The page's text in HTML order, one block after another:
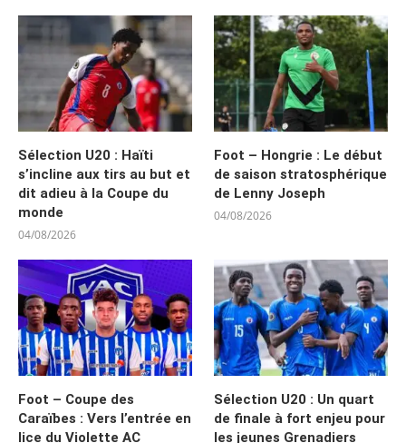
Sélection U20 : Haïti
s’incline aux tirs au but et
dit adieu à la Coupe du
monde
04/08/2026
Foot – Hongrie : Le début
de saison stratosphérique
de Lenny Joseph
04/08/2026
Foot – Coupe des
Caraïbes : Vers l’entrée en
lice du Violette AC
Sélection U20 : Un quart
de finale à fort enjeu pour
les jeunes Grenadiers